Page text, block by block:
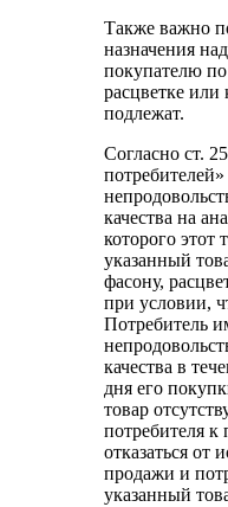
Также важно
назначения
покупателю по
расцветке или
подлежат.
Согласно ст.
качества на
которого этот
указанный
фасону,
при условии,
Потребитель
качества в
дня его
товар
потребителя к
отказаться от
продажи и
указанный